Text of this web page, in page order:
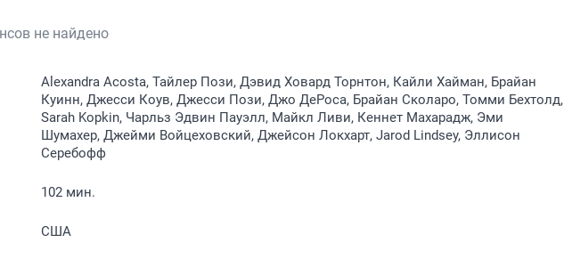
не найдено
Alexandra Acosta, Тайлер Пози, Дэвид Ховард Торнтон, Кайли Хайман, Брайан
Куинн, Джесси Коув, Джесси Пози, Джо ДеРоса, Брайан Сколаро, Томми Бехтолд,
Sarah Kopkin, Чарльз Эдвин Пауэлл, Майкл Ливи, Кеннет Махарадж, Эми
Шумахер, Джейми Войцеховский, Джейсон Локхарт, Jarod Lindsey, Эллисон
Серебофф
102 мин.
США